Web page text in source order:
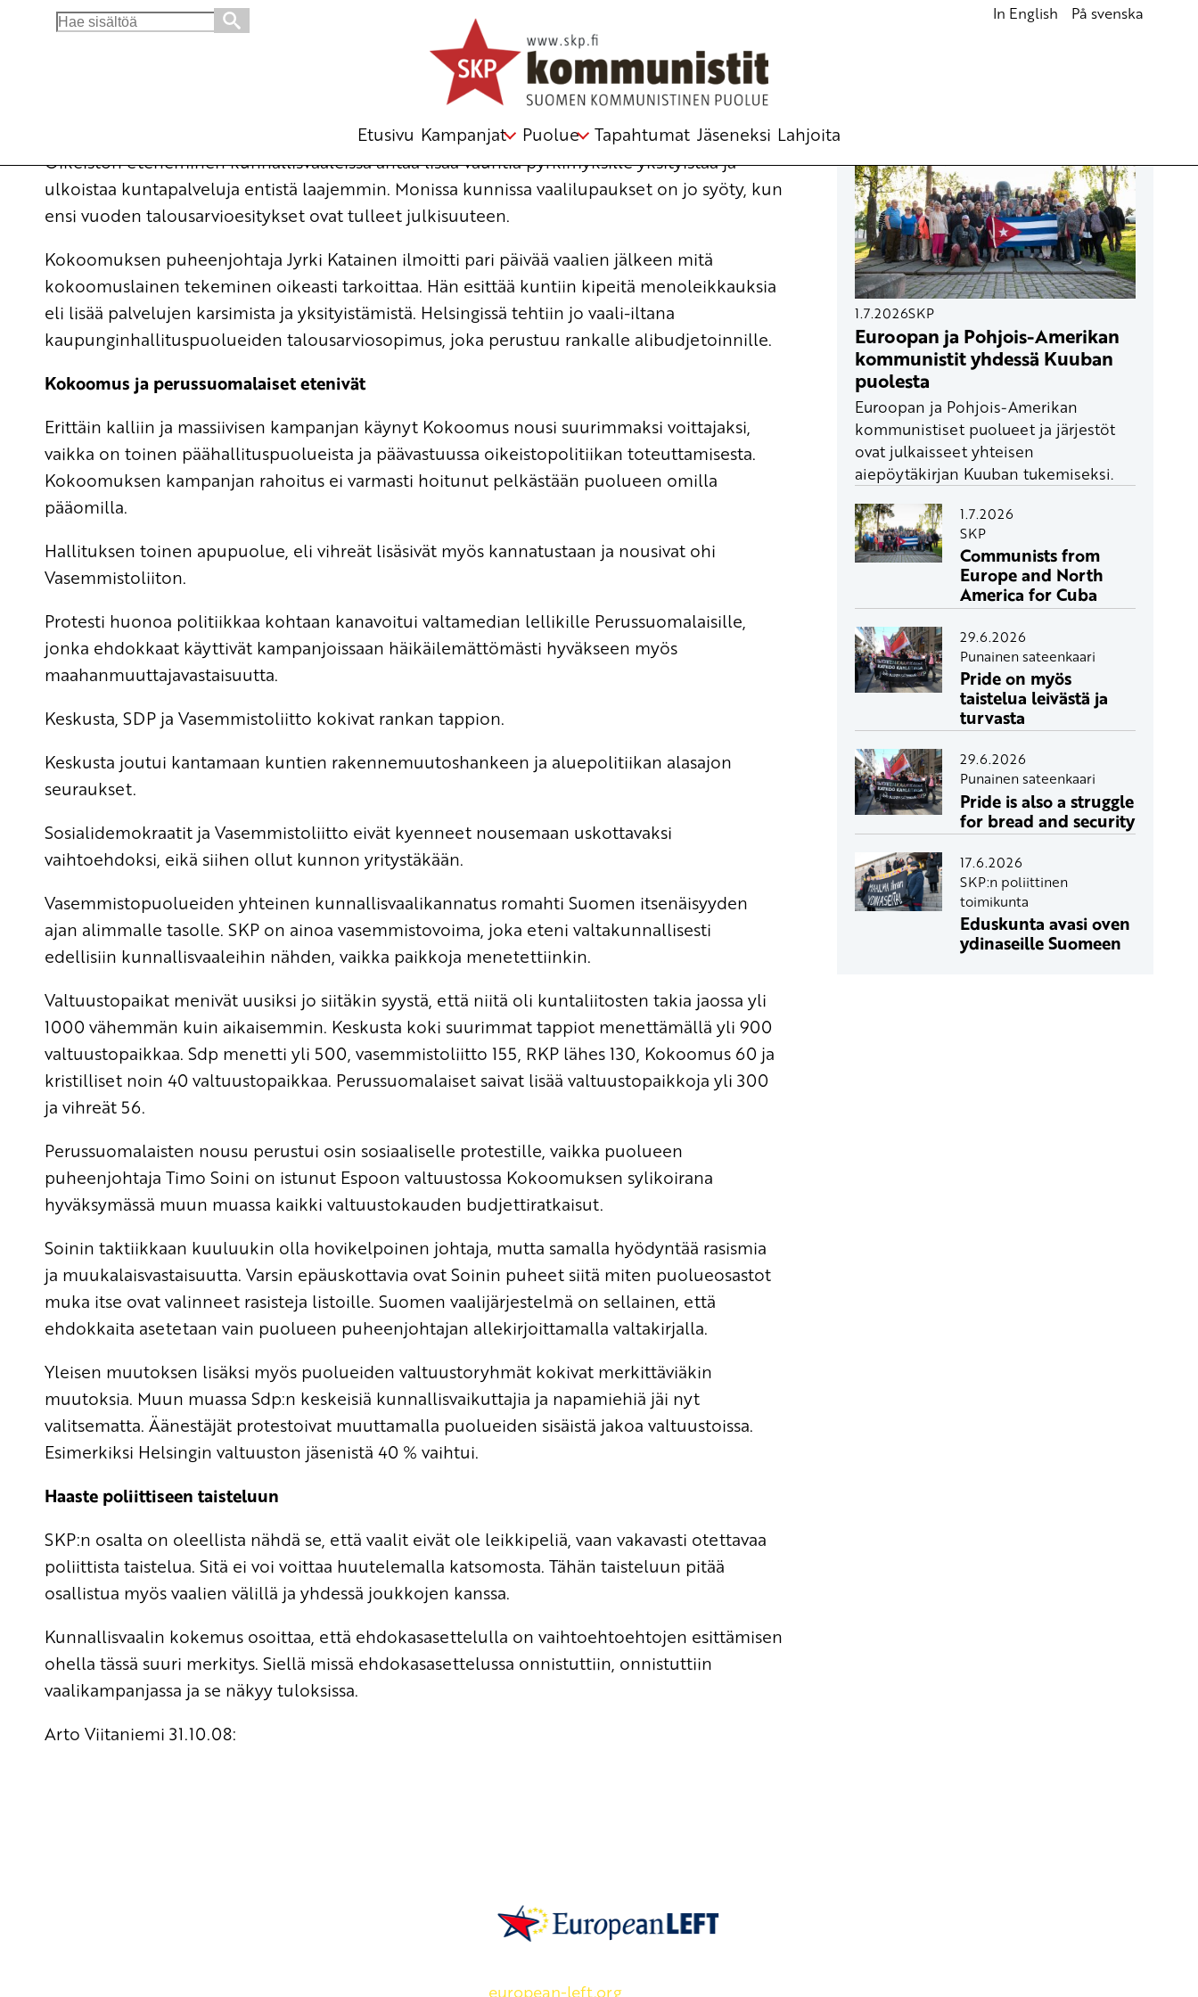
Search
In English På svenska
Etusivu Kampanjat Puolue Tapahtumat Jäseneksi Lahjoita
Oikeiston eteneminen kunnallisvaaleissa antaa lisää vauhtia pyrkimyksille yksityistää ja
ulkoistaa kuntapalveluja entistä laajemmin. Monissa kunnissa vaalilupaukset on jo syöty, kun
ensi vuoden talousarvioesitykset ovat tulleet julkisuuteen.
Kokoomuksen puheenjohtaja Jyrki Katainen ilmoitti pari päivää vaalien jälkeen mitä
kokoomuslainen tekeminen oikeasti tarkoittaa. Hän esittää kuntiin kipeitä menoleikkauksia
eli lisää palvelujen karsimista ja yksityistämistä. Helsingissä tehtiin jo vaali-iltana
kaupunginhallituspuolueiden talousarviosopimus, joka perustuu rankalle alibudjetoinnille.
Kokoomus ja perussuomalaiset etenivät
Erittäin kalliin ja massiivisen kampanjan käynyt Kokoomus nousi suurimmaksi voittajaksi,
vaikka on toinen päähallituspuolueista ja päävastuussa oikeistopolitiikan toteuttamisesta.
Kokoomuksen kampanjan rahoitus ei varmasti hoitunut pelkästään puolueen omilla
pääomilla.
Hallituksen toinen apupuolue, eli vihreät lisäsivät myös kannatustaan ja nousivat ohi
Vasemmistoliiton.
Protesti huonoa politiikkaa kohtaan kanavoitui valtamedian lellikille Perussuomalaisille,
jonka ehdokkaat käyttivät kampanjoissaan häikäilemättömästi hyväkseen myös
maahanmuuttajavastaisuutta.
Keskusta, SDP ja Vasemmistoliitto kokivat rankan tappion.
Keskusta joutui kantamaan kuntien rakennemuutoshankeen ja aluepolitiikan alasajon
seuraukset.
Sosialidemokraatit ja Vasemmistoliitto eivät kyenneet nousemaan uskottavaksi
vaihtoehdoksi, eikä siihen ollut kunnon yritystäkään.
Vasemmistopuolueiden yhteinen kunnallisvaalikannatus romahti Suomen itsenäisyyden
ajan alimmalle tasolle. SKP on ainoa vasemmistovoima, joka eteni valtakunnallisesti
edellisiin kunnallisvaaleihin nähden, vaikka paikkoja menetettiinkin.
Valtuustopaikat menivät uusiksi jo siitäkin syystä, että niitä oli kuntaliitosten takia jaossa yli
1000 vähemmän kuin aikaisemmin. Keskusta koki suurimmat tappiot menettämällä yli 900
valtuustopaikkaa. Sdp menetti yli 500, vasemmistoliitto 155, RKP lähes 130, Kokoomus 60 ja
kristilliset noin 40 valtuustopaikkaa. Perussuomalaiset saivat lisää valtuustopaikkoja yli 300
ja vihreät 56.
Perussuomalaisten nousu perustui osin sosiaaliselle protestille, vaikka puolueen
puheenjohtaja Timo Soini on istunut Espoon valtuustossa Kokoomuksen sylikoirana
hyväksymässä muun muassa kaikki valtuustokauden budjettiratkaisut.
Soinin taktiikkaan kuuluukin olla hovikelpoinen johtaja, mutta samalla hyödyntää rasismia
ja muukalaisvastaisuutta. Varsin epäuskottavia ovat Soinin puheet siitä miten puolueosastot
muka itse ovat valinneet rasisteja listoille. Suomen vaalijärjestelmä on sellainen, että
ehdokkaita asetetaan vain puolueen puheenjohtajan allekirjoittamalla valtakirjalla.
Yleisen muutoksen lisäksi myös puolueiden valtuustoryhmät kokivat merkittäviäkin
muutoksia. Muun muassa Sdp:n keskeisiä kunnallisvaikuttajia ja napamiehiä jäi nyt
valitsematta. Äänestäjät protestoivat muuttamalla puolueiden sisäistä jakoa valtuustoissa.
Esimerkiksi Helsingin valtuuston jäsenistä 40 % vaihtui.
Haaste poliittiseen taisteluun
SKP:n osalta on oleellista nähdä se, että vaalit eivät ole leikkipeliä, vaan vakavasti otettavaa
poliittista taistelua. Sitä ei voi voittaa huutelemalla katsomosta. Tähän taisteluun pitää
osallistua myös vaalien välillä ja yhdessä joukkojen kanssa.
Kunnallisvaalin kokemus osoittaa, että ehdokasasettelulla on vaihtoehtoehtojen esittämisen
ohella tässä suuri merkitys. Siellä missä ehdokasasettelussa onnistuttiin, onnistuttiin
vaalikampanjassa ja se näkyy tuloksissa.
Arto Viitaniemi 31.10.08:
1.7.2026SKP
Euroopan ja Pohjois-Amerikan
kommunistit yhdessä Kuuban
puolesta
Euroopan ja Pohjois-Amerikan
kommunistiset puolueet ja järjestöt
ovat julkaisseet yhteisen
aiepöytäkirjan Kuuban tukemiseksi.
1.7.2026
SKP
Communists from
Europe and North
America for Cuba
29.6.2026
Punainen sateenkaari
Pride on myös
taistelua leivästä ja
turvasta
29.6.2026
Punainen sateenkaari
Pride is also a struggle
for bread and security
17.6.2026
SKP:n poliittinen
toimikunta
Eduskunta avasi oven
ydinaseille Suomeen
european-left.org